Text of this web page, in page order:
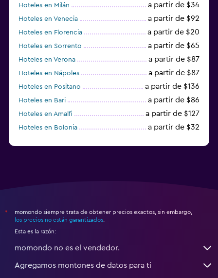
Hoteles en Milán a partir de $34
Hoteles en Venecia a partir de $92
Hoteles en Florencia a partir de $20
Hoteles en Sorrento a partir de $65
Hoteles en Verona a partir de $87
Hoteles en Nápoles a partir de $87
Hoteles en Positano a partir de $136
Hoteles en Bari a partir de $86
Hoteles en Amalfi a partir de $127
Hoteles en Bolonia a partir de $32
*
momondo siempre trata de obtener precios exactos, sin embargo,
los precios no están garantizados
Esta es la razón:
momondo no es el vendedor.
Agregamos montones de datos para ti